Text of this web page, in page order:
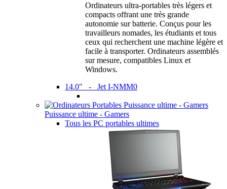
Ordinateurs ultra-portables très légers et
compacts offrant une très grande
autonomie sur batterie. Conçus pour les
travailleurs nomades, les étudiants et tous
ceux qui recherchent une machine légère et
facile à transporter. Ordinateurs assemblés
sur mesure, compatibles Linux et
Windows.
14.0" - Jet I-NMM0
Puissance ultime - Gamers
Tous les PC portables ultimes